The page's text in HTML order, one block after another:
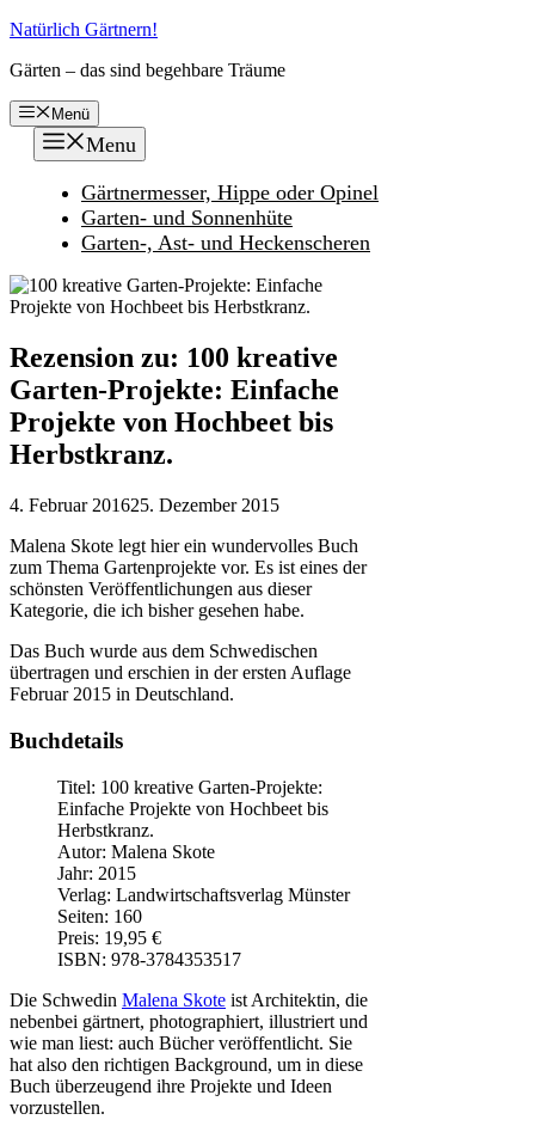
Zum
springen
Natürlich Gärtnern!
Gärten – das sind begehbare Träume
Menü
Menu
Gärtnermesser, Hippe oder Opinel
Garten- und Sonnenhüte
Garten-, Ast- und Heckenscheren
Rezension zu: 100 kreative
Garten-Projekte: Einfache
Projekte von Hochbeet bis
Herbstkranz.
4. Februar 201625. Dezember 2015
Malena Skote legt hier ein wundervolles Buch
zum Thema Gartenprojekte vor. Es ist eines der
schönsten Veröffentlichungen aus dieser
Kategorie, die ich bisher gesehen habe.
Das Buch wurde aus dem Schwedischen
übertragen und erschien in der ersten Auflage
Februar 2015 in Deutschland.
Buchdetails
Titel: 100 kreative Garten-Projekte:
Einfache Projekte von Hochbeet bis
Herbstkranz.
Autor: Malena Skote
Jahr: 2015
Verlag: Landwirtschaftsverlag Münster
Seiten: 160
Preis: 19,95 €
ISBN: 978-3784353517
Die Schwedin Malena Skote ist Architektin, die
nebenbei gärtnert, photographiert, illustriert und
wie man liest: auch Bücher veröffentlicht. Sie
hat also den richtigen Background, um in diese
Buch überzeugend ihre Projekte und Ideen
vorzustellen.